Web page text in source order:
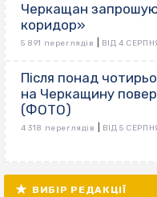
Черкащан
коридор»
5 891 переглядів ВІД 4
Після понад
на Черкащину
(ФОТО)
4 318 переглядів ВІД 5
ВИБІР РЕДАКЦІЇ